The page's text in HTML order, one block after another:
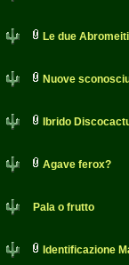
Le due
Nuove
Ibrido
Agave ferox?
Pala o frutto
Identificazione